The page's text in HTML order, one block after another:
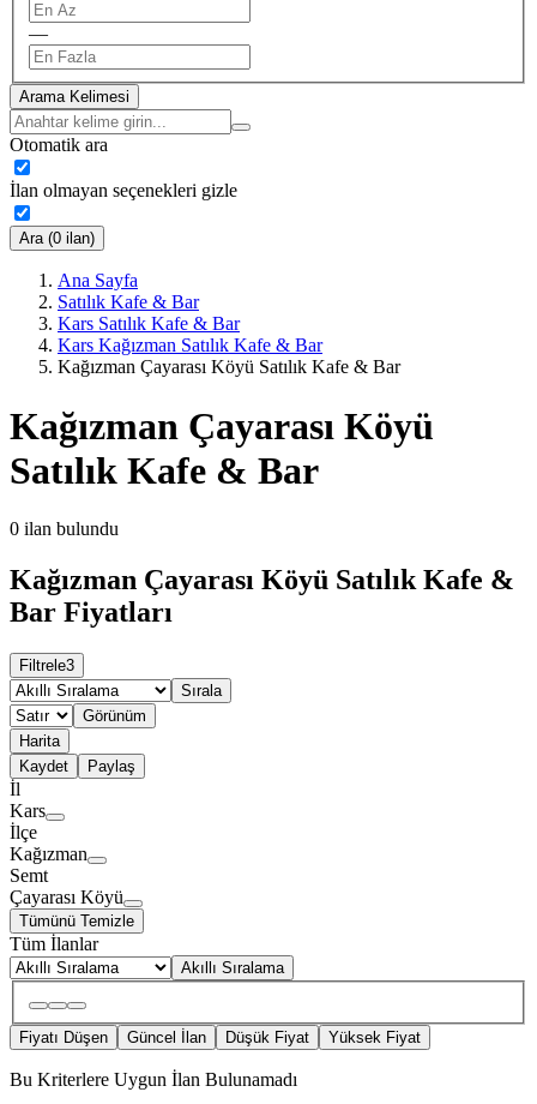
—
Arama Kelimesi
Otomatik ara
İlan olmayan seçenekleri gizle
Ara (0 ilan)
Ana Sayfa
Satılık Kafe & Bar
Kars Satılık Kafe & Bar
Kars Kağızman Satılık Kafe & Bar
Kağızman Çayarası Köyü Satılık Kafe & Bar
Kağızman Çayarası Köyü
Satılık Kafe & Bar
0 ilan bulundu
Kağızman Çayarası Köyü Satılık Kafe &
Bar Fiyatları
Filtrele3
Sırala
Görünüm
Harita
Kaydet
Paylaş
İl
Kars
İlçe
Kağızman
Semt
Çayarası Köyü
Tümünü Temizle
Tüm İlanlar
Akıllı Sıralama
Fiyatı Düşen Güncel İlan Düşük Fiyat Yüksek Fiyat
Bu Kriterlere Uygun İlan Bulunamadı